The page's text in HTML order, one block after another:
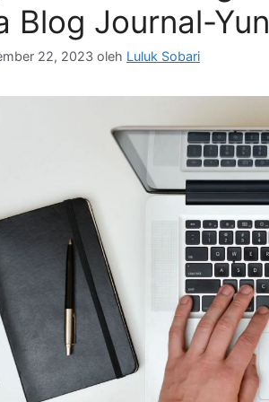
Blog Journal-
22, 2023 oleh Luluk Sobari